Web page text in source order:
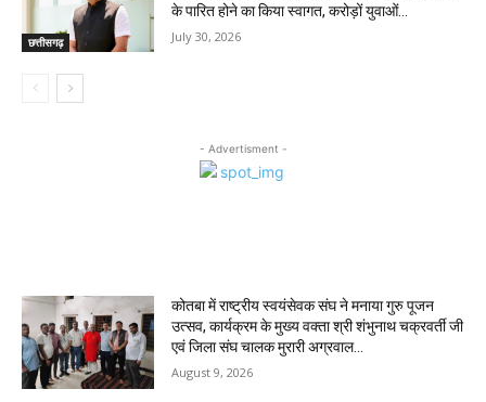
छत्तीसगढ़
के पारित होने का किया स्वागत, करोड़ों युवाओं...
July 30, 2026
- Advertisment -
कोतबा में राष्ट्रीय स्वयंसेवक संघ ने मनाया गुरु पूजन
उत्सव, कार्यक्रम के मुख्य वक्ता श्री शंभुनाथ चक्रवर्ती जी
एवं जिला संघ चालक मुरारी अग्रवाल...
August 9, 2026